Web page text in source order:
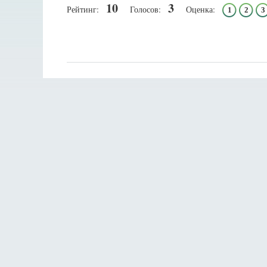
Рейтинг: 10 Голосов: 3 Оценка: 1 2 3